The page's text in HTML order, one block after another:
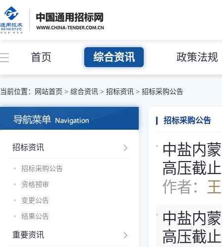
首页 综合资讯 政策法规
当前位置： 网站首页 > 综合资讯 > 招标资讯 > 招标采购公告
招标资讯
招标采购公告
资格预审
变更公告
结果公告
重要资讯
招标采购公告
中盐内
高压截
作者：
中盐内
高压截